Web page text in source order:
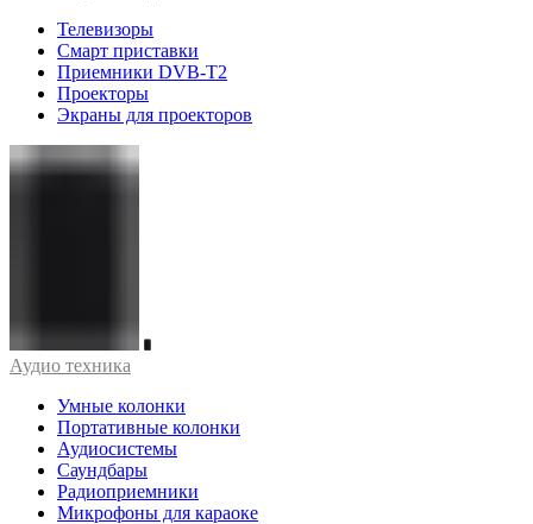
Телевизоры
Смарт приставки
Приемники DVB-T2
Проекторы
Экраны для проекторов
Аудио техника
Умные колонки
Портативные колонки
Аудиосистемы
Саундбары
Радиоприемники
Микрофоны для караоке